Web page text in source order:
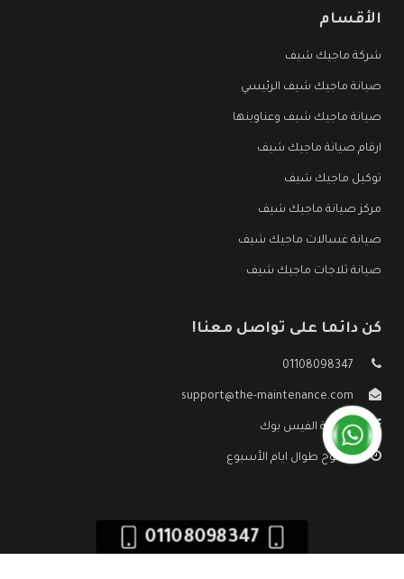
الأقسام
شركة ماجيك شيف
صيانة ماجيك شيف الرئيسي
صيانة ماجيك شيف وعناوينها
ارقام صيانة ماجيك شيف
توكيل ماجيك شيف
مركز صيانة ماجيك شيف
صيانة غسالات ماجيك شيف
صيانة ثلاجات ماجيك شيف
كن دائما على تواصل معنا!
01108098347
support@the-maintenance.com
صفحة الفيس بوك
مفتوح طوال ايام الأسبوع
01108098347